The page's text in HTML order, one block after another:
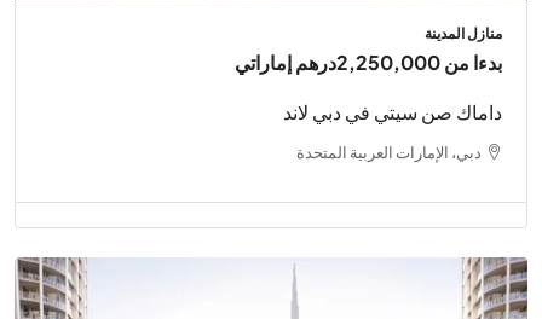
منازل المدينة
بدءا من2,250,000درهم إماراتي
داماك صن سيتي في دبي لاند
دبي، الإمارات العربية المتحدة